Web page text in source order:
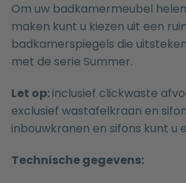
Om uw badkamermeubel
maken kunt u kiezen uit een
badkamerspiegels die
met de serie Summer.
Let op:inclusief clickwaste
exclusief wastafelkraan en
inbouwkranen en sifons kunt u
Technische gegevens: